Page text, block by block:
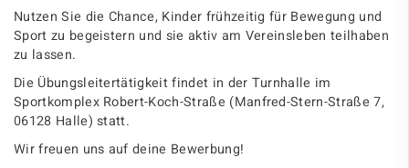
Nutzen Sie die Chance, Kinder frühzeitig für Bewegung und
Sport zu begeistern und sie aktiv am Vereinsleben teilhaben
zu lassen.
Die Übungsleitertätigkeit findet in der Turnhalle im
Sportkomplex Robert-Koch-Straße (Manfred-Stern-Straße 7,
06128 Halle) statt.
Wir freuen uns auf deine Bewerbung!